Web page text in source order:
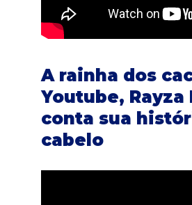
A rainha dos
Youtube, Rayza
conta sua
cabelo